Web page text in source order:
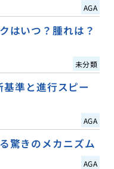
AGA
はいつ？腫れは？
未分類
準と進行スピー
AGA
驚きのメカニズム
AGA